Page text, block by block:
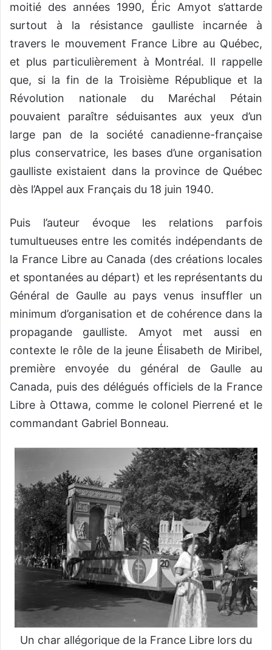
moitié des années 1990, Éric Amyot s’attarde
surtout à la résistance gaulliste incarnée à
travers le mouvement France Libre au Québec,
et plus particulièrement à Montréal. Il rappelle
que, si la fin de la Troisième République et la
Révolution nationale du Maréchal Pétain
pouvaient paraître séduisantes aux yeux d’un
large pan de la société canadienne-française
plus conservatrice, les bases d’une organisation
gaulliste existaient dans la province de Québec
dès l’Appel aux Français du 18 juin 1940.
Puis l’auteur évoque les relations parfois
tumultueuses entre les comités indépendants de
la France Libre au Canada (des créations locales
et spontanées au départ) et les représentants du
Général de Gaulle au pays venus insuffler un
minimum d’organisation et de cohérence dans la
propagande gaulliste. Amyot met aussi en
contexte le rôle de la jeune Élisabeth de Miribel,
première envoyée du général de Gaulle au
Canada, puis des délégués officiels de la France
Libre à Ottawa, comme le colonel Pierrené et le
commandant Gabriel Bonneau.
Un char allégorique de la France Libre lors du